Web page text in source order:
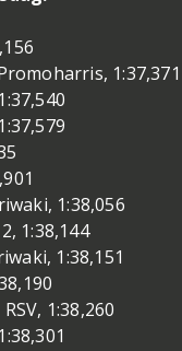
1:37,371
1:38,056
1:38,144
1:38,151
1:38,260